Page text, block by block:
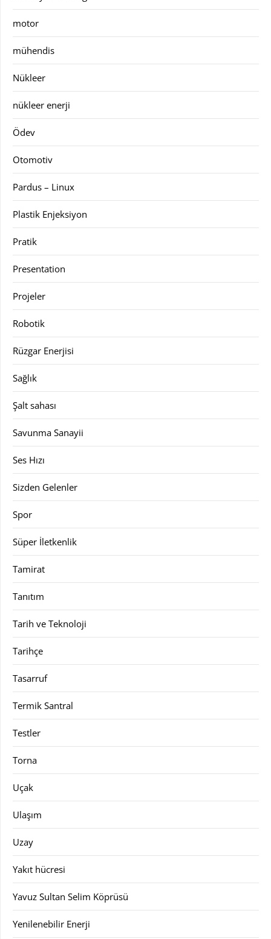
motor
mühendis
Nükleer
nükleer enerji
Ödev
Otomotiv
Pardus – Linux
Plastik Enjeksiyon
Pratik
Presentation
Projeler
Robotik
Rüzgar Enerjisi
Sağlık
Şalt sahası
Savunma Sanayii
Ses Hızı
Sizden Gelenler
Spor
Süper İletkenlik
Tamirat
Tanıtım
Tarih ve Teknoloji
Tarihçe
Tasarruf
Termik Santral
Testler
Torna
Uçak
Ulaşım
Uzay
Yakıt hücresi
Yavuz Sultan Selim Köprüsü
Yenilenebilir Enerji